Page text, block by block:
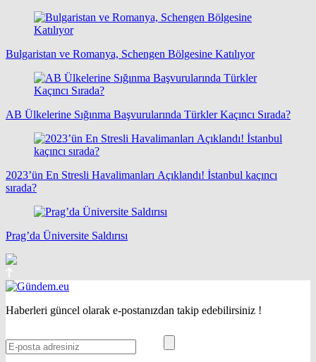
Bulgaristan ve Romanya, Schengen Bölgesine Katılıyor
AB Ülkelerine Sığınma Başvurularında Türkler Kaçıncı Sırada?
2023’ün En Stresli Havalimanları Açıklandı! İstanbul kaçıncı
sırada?
Prag’da Üniversite Saldırısı
Haberleri güncel olarak e-postanızdan takip edebilirsiniz !